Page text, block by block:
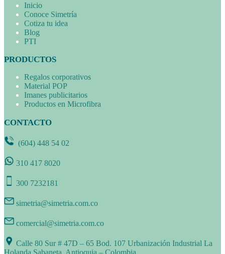
Inicio
Conoce Simetría
Cotiza tu idea
Blog
PTI
PRODUCTOS
Regalos corporativos
Material POP
Imanes publicitarios
Productos en Microfibra
CONTACTO
(604) 448 54 02
310 417 8020
300 7232181
simetria@simetria.com.co
comercial@simetria.com.co
Calle 80 Sur # 47D – 65 Bod. 107 Urbanización Industrial La
Holanda Sabaneta, Antioquia – Colombia.